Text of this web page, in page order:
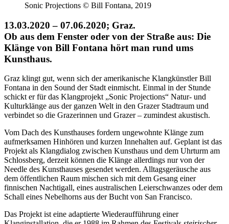
Sonic Projections © Bill Fontana, 2019
13.03.2020 – 07.06.2020; Graz.
Ob aus dem Fenster oder von der Straße aus: Die
Klänge von Bill Fontana hört man rund ums
Kunsthaus.
Graz klingt gut, wenn sich der amerikanische Klangkünstler Bill
Fontana in den Sound der Stadt einmischt. Einmal in der Stunde
schickt er für das Klangprojekt „Sonic Projections“ Natur- und
Kulturklänge aus der ganzen Welt in den Grazer Stadtraum und
verbindet so die Grazerinnen und Grazer – zumindest akustisch.
Vom Dach des Kunsthauses fordern ungewohnte Klänge zum
aufmerksamen Hinhören und kurzen Innehalten auf. Geplant ist das
Projekt als Klangdialog zwischen Kunsthaus und dem Uhrturm am
Schlossberg, derzeit können die Klänge allerdings nur von der
Needle des Kunsthauses gesendet werden. Alltagsgeräusche aus
dem öffentlichen Raum mischen sich mit dem Gesang einer
finnischen Nachtigall, eines australischen Leierschwanzes oder dem
Schall eines Nebelhorns aus der Bucht von San Francisco.
Das Projekt ist eine adaptierte Wiederaufführung einer